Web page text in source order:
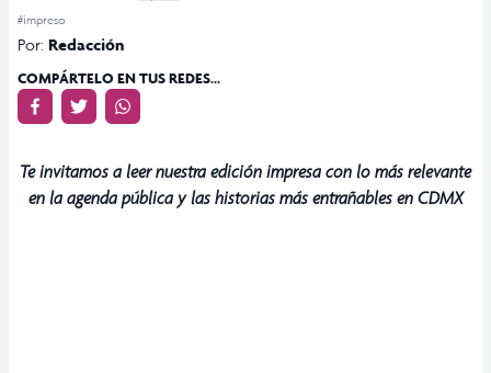
#impreso
Por: Redacción
COMPÁRTELO EN TUS REDES...
Te invitamos a leer nuestra edición impresa con lo más relevante
en la agenda pública y las historias más entrañables en CDMX